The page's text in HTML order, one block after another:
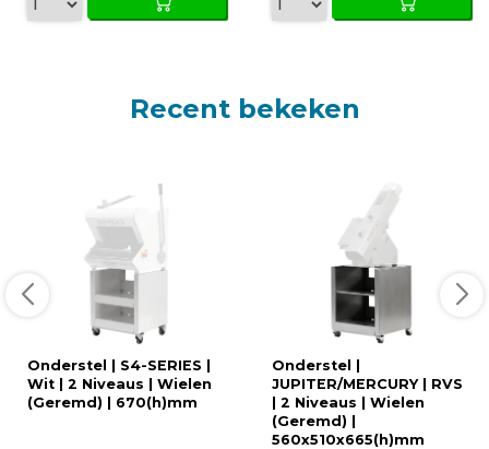
Recent bekeken
Onderstel | S4-SERIES |
Wit | 2 Niveaus | Wielen
(Geremd) | 670(h)mm
Onderstel |
JUPITER/MERCURY | RVS
| 2 Niveaus | Wielen
(Geremd) |
560x510x665(h)mm